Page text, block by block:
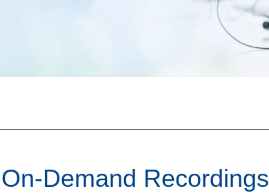
Demand Recordings